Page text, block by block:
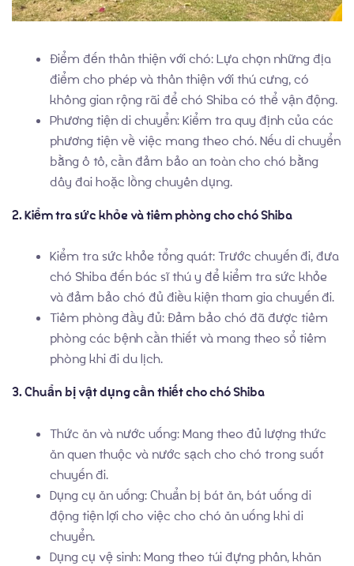
Liên Hệ
Điểm đến thân thiện với chó: Lựa chọn những địa
điểm cho phép và thân thiện với thú cưng, có
không gian rộng rãi để chó Shiba có thể vận động.
Phương tiện di chuyển: Kiểm tra quy định của các
phương tiện về việc mang theo chó. Nếu di chuyển
bằng ô tô, cần đảm bảo an toàn cho chó bằng
dây đai hoặc lồng chuyên dụng.
2. Kiểm tra sức khỏe và tiêm phòng cho chó Shiba
Kiểm tra sức khỏe tổng quát: Trước chuyến đi, đưa
chó Shiba đến bác sĩ thú y để kiểm tra sức khỏe
và đảm bảo chó đủ điều kiện tham gia chuyến đi.
Tiêm phòng đầy đủ: Đảm bảo chó đã được tiêm
phòng các bệnh cần thiết và mang theo sổ tiêm
phòng khi đi du lịch.
3. Chuẩn bị vật dụng cần thiết cho chó Shiba
Thức ăn và nước uống: Mang theo đủ lượng thức
ăn quen thuộc và nước sạch cho chó trong suốt
chuyến đi.
Dụng cụ ăn uống: Chuẩn bị bát ăn, bát uống di
động tiện lợi cho việc cho chó ăn uống khi di
chuyển.
Dụng cụ vệ sinh: Mang theo túi đựng phân, khăn